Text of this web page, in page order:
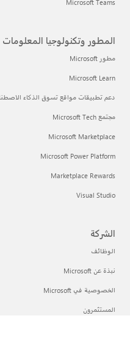
Microsoft Teams
المطور وتكنولوجيا المعلومات
مطور Microsoft
Microsoft Learn
دعم تطبيقات مواقع تسوق الذكاء
مجتمع Microsoft Tech
Microsoft Marketplace
Microsoft Power Platform
Marketplace Rewards
Visual Studio
الشركة
الوظائف
نبذة عن Microsoft
الخصوصية في Microsoft
المستثمرون